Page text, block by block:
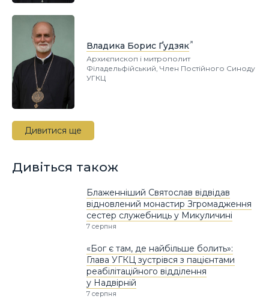
Владика Борис Ґудзяк
Архиєпископ і митрополит
Філадельфійський, Член Постійного Синоду
УГКЦ
Дивитися ще
Дивіться також
Блаженніший Святослав відвідав
відновлений монастир Згромадження
сестер служебниць у Микуличині
7 серпня
«Бог є там, де найбільше болить»:
Глава УГКЦ зустрівся з пацієнтами
реабілітаційного відділення
у Надвірній
7 серпня